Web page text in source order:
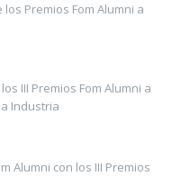
Premios Fom Alumni a
III Premios Fom Alumni a
Industria
Alumni con los III Premios